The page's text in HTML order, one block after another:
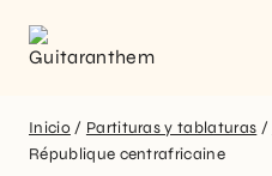
Inicio / Partituras y tablaturas /
République centrafricaine